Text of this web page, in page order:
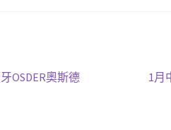
OSDER奧斯德
下
1月